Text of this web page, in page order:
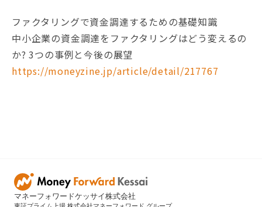
ファクタリングで資金調達するための基礎知識
中小企業の資金調達をファクタリングはどう変えるの
か? 3つの事例と今後の展望
https://moneyzine.jp/article/detail/217767
マネーフォワードケッサイ株式会社